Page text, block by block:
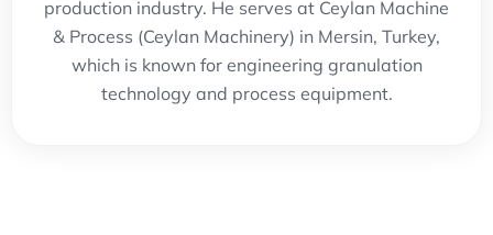
production industry. He serves at Ceylan Machine
& Process (Ceylan Machinery) in Mersin, Turkey,
which is known for engineering granulation
technology and process equipment.